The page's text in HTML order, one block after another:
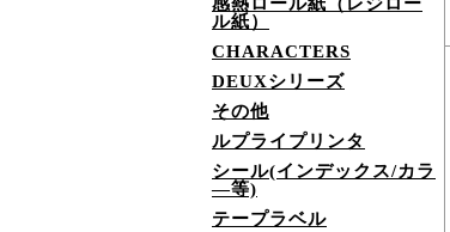
ル紙）
CHARACTERS
DEUXシリーズ
その他
ルプライプリンタ
シール(インデックス/カラ
―等)
テープラベル